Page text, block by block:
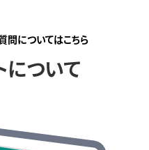
問についてはこちら
について